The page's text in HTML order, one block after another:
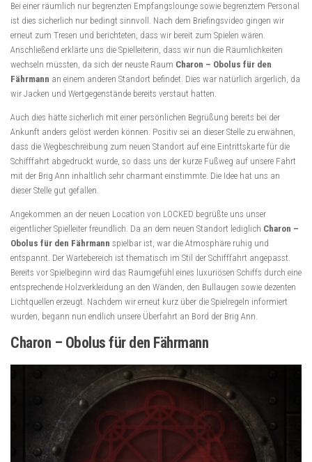
Bei einer räumlich nur begrenzten Empfangslounge sowie begrenztem Personal
ist dies sicherlich nur bedingt sinnvoll. Nach dem Briefingsvideo gingen wir
erneut zum Tresen und berichteten, dass wir bereit zum Spielen wären.
Anschließend erklärte uns die Spielleiterin, dass wir nun die Räumlichkeiten
wechseln müssten, da sich der neuste Raum Charon – Obolus für den
Fährmann an einem anderen Standort befindet. Dies war natürlich ärgerlich, da
wir Jacken und Wertgegenstände bereits verstaut hatten.
Auch dies hätte sicherlich mit einer persönlichen Begrüßung bereits bei der
Ankunft anders gelöst werden können. Positiv sei an dieser Stelle zu erwähnen,
dass die Wegbeschreibung zum neuen Standort auf eine Eintrittskarte für die
Schifffahrt abgedruckt wurde, so dass uns der kurze Fußweg auf unsere Fahrt
mit der Brig Ann inhaltlich sehr charmant einstimmte. Die Idee hat uns an
dieser Stelle gut gefallen.
Angekommen an der neuen Location von LOCKED begrüßte uns unser
eigentlicher Spielleiter freundlich. Da an dem neuen Standort lediglich Charon –
Obolus für den Fährmann spielbar ist, war die Atmosphäre ruhig und
entspannt. Der Wartebereich ist thematisch im Stil der Schifffahrt angepasst.
Bereits vor Spielbeginn wird das Raumgefühl eines luxuriösen Schiffs durch eine
entsprechende Holzverkleidung an den Wänden, den Bullaugen sowie dezenten
Lichtquellen erzeugt. Nachdem wir erneut kurz über die Spielregeln informiert
wurden, begann nun endlich unsere Überfahrt an Bord der Brig Ann.
Charon – Obolus für den Fährmann